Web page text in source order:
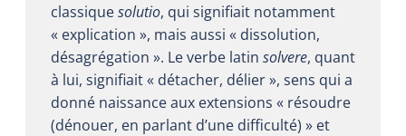
classiquesolutio, qui signifiait notamment
« explication », mais aussi « dissolution,
désagrégation ». Le verbe latin solvere, quant
à lui, signifiait « détacher, délier », sens qui a
donné naissance aux extensions « résoudre
(dénouer, en parlant d’une difficulté) » et